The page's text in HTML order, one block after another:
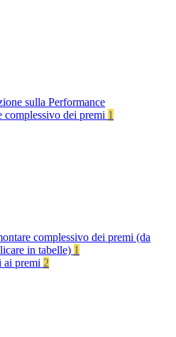
sulla Performance
complessivo dei premi 1
complessivo dei premi (da
in tabelle) 1
ai premi 2